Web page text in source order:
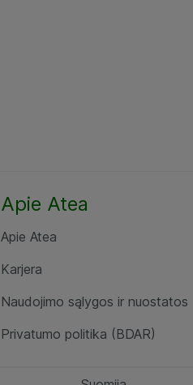
Apie Atea
Apie Atea
Karjera
Naudojimo sąlygos ir nuostatos
Privatumo politika (BDAR)